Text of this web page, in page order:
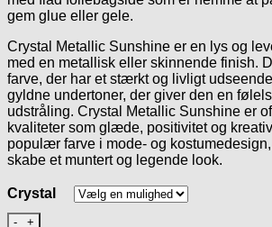
gem glue eller gele.
Crystal Metallic Sunshine er en lys og
med en metallisk eller skinnende finish.
farve, der har et stærkt og livligt
gyldne undertoner, der giver den en
udstråling. Crystal Metallic Sunshine er
kvaliteter som glæde, positivitet og
populær farve i mode- og
skabe et muntert og legende look.
Crystal
Crystal Metallic Sunshine - Beautystones